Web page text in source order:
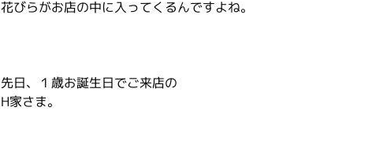
花びらがお店の中に入ってくるんですよね。
先日、１歳お誕生日でご来店の
H家さま。